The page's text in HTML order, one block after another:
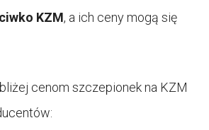
KZM, a ich ceny mogą się
cenom szczepionek na KZM